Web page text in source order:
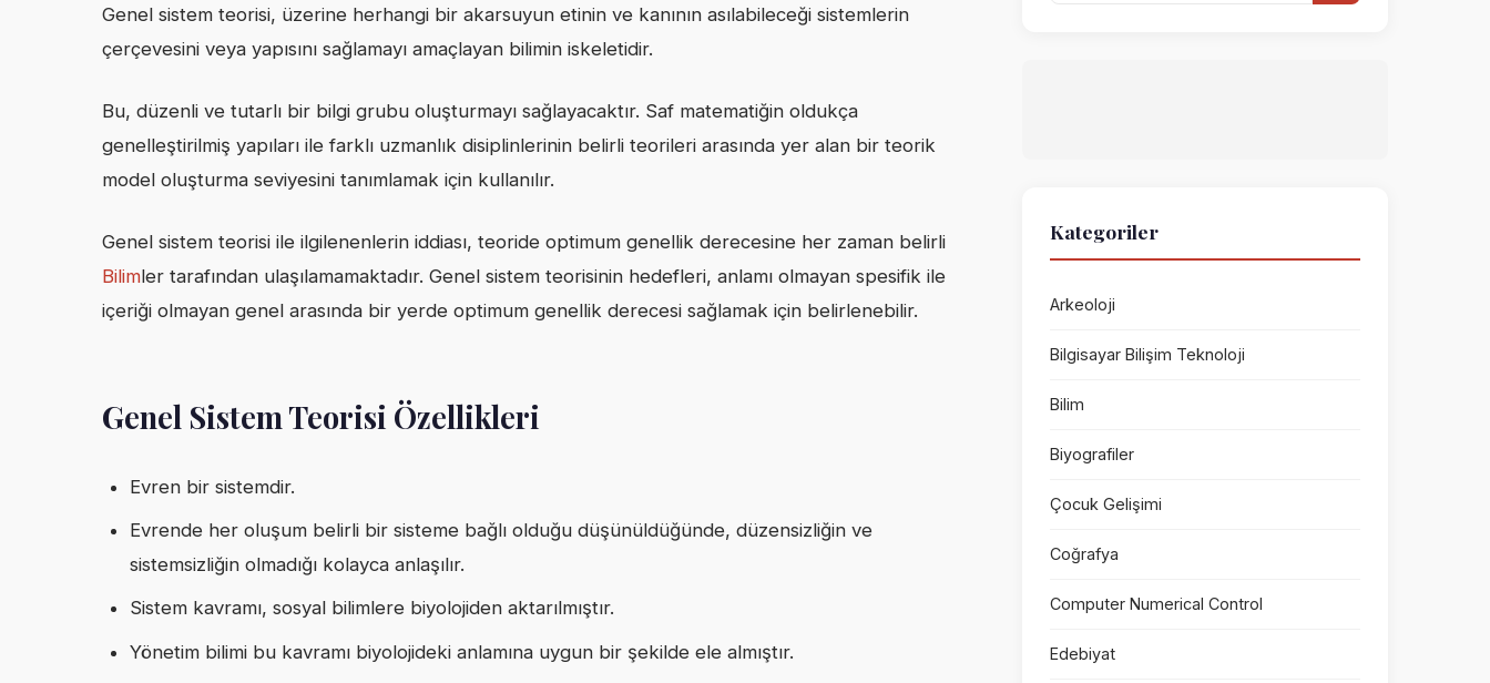
Genel sistem teorisi, üzerine herhangi bir akarsuyun etinin ve kanının asılabileceği sistemlerin
çerçevesini veya yapısını sağlamayı amaçlayan bilimin iskeletidir.
Bu, düzenli ve tutarlı bir bilgi grubu oluşturmayı sağlayacaktır. Saf matematiğin oldukça
genelleştirilmiş yapıları ile farklı uzmanlık disiplinlerinin belirli teorileri arasında yer alan bir teorik
model oluşturma seviyesini tanımlamak için kullanılır.
Genel sistem teorisi ile ilgilenenlerin iddiası, teoride optimum genellik derecesine her zaman belirli
Bilimler tarafından ulaşılamamaktadır. Genel sistem teorisinin hedefleri, anlamı olmayan spesifik ile
içeriği olmayan genel arasında bir yerde optimum genellik derecesi sağlamak için belirlenebilir.
Genel Sistem Teorisi Özellikleri
Evren bir sistemdir.
Evrende her oluşum belirli bir sisteme bağlı olduğu düşünüldüğünde, düzensizliğin ve
sistemsizliğin olmadığı kolayca anlaşılır.
Sistem kavramı, sosyal bilimlere biyolojiden aktarılmıştır.
Yönetim bilimi bu kavramı biyolojideki anlamına uygun bir şekilde ele almıştır.
Kategoriler
Arkeoloji
Bilgisayar Bilişim Teknoloji
Bilim
Biyografiler
Çocuk Gelişimi
Coğrafya
Computer Numerical Control
Edebiyat